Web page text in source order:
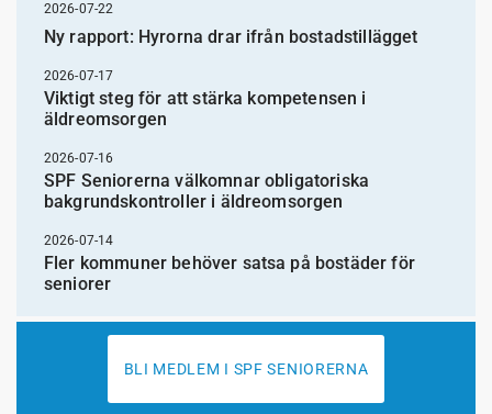
2026-07-22
Ny rapport: Hyrorna drar ifrån bostadstillägget
2026-07-17
Viktigt steg för att stärka kompetensen i
äldreomsorgen
2026-07-16
SPF Seniorerna välkomnar obligatoriska
bakgrundskontroller i äldreomsorgen
2026-07-14
Fler kommuner behöver satsa på bostäder för
seniorer
BLI MEDLEM I SPF SENIORERNA